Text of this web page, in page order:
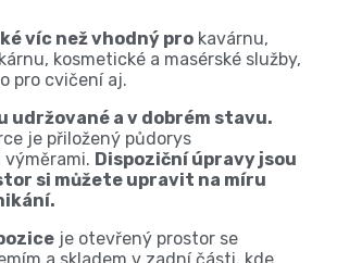
víc než vhodný pro kavárnu,
kosmetické a masérské služby,
pro cvičení aj.
udržované a v dobrém stavu.
je přiložený půdorys
Dispoziční úpravy jsou
si můžete upravit na míru
je otevřený prostor se